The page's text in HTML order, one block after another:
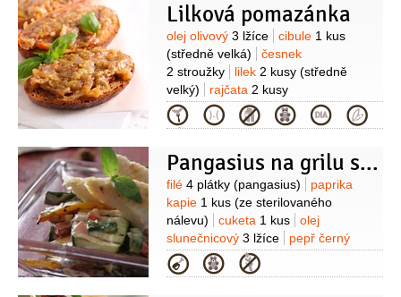
Lilková pomazánka
Suroviny
olej olivový 3 lžíce cibule 1 kus
(středně velká)
česnek
2 stroužky
lilek 2 kusy (středně
velký)
rajčata 2 kusy
(oloupaná)
pažitka
petrželka
velkolistá
paprika kapie
podávání)
Kategorie
Pangasius na grilu s pečenou zeleninou
Suroviny
filé 4 plátky (pangasius)
paprika
kapie 1 kus (ze sterilovaného
nálevu)
cuketa 1 kus
olej
slunečnicový 3 lžíce
pepř černý
(mletý)
sůl
tatarská omáčka
3 lžíce
rajčata1 kus bazalka6 listů
Kategorie